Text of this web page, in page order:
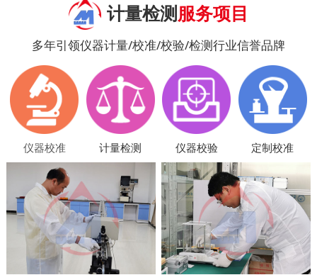
计量检测服务项目
多年引领仪器计量/校准/校验/检测行业信誉品牌
仪器校准 计量检测 仪器校验 定制校准